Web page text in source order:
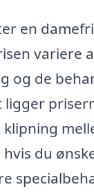
en
variere
og de
ligger
du